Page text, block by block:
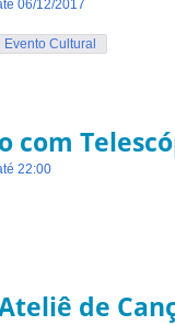
06/12/2017
Evento Cultural
com
22:00
de